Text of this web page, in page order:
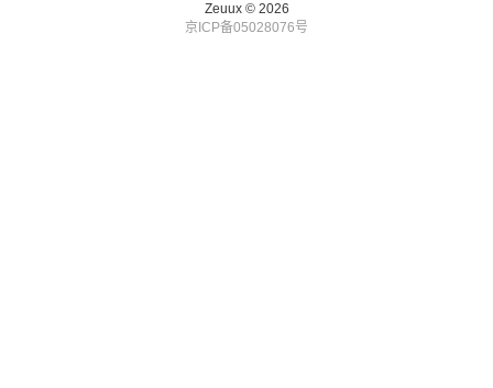
Zeuux © 2026
京ICP备05028076号